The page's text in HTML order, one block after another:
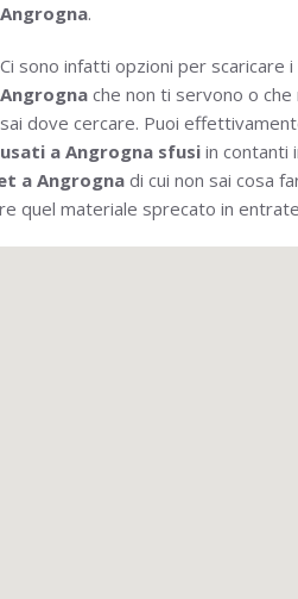
Angrogna.
Ci sono infatti opzioni per scaricare i
Angrogna che non ti servono o
sai dove cercare. Puoi
usati a Angrogna sfusi in contanti
a Angrogna di cui non sai cosa
quel materiale sprecato in